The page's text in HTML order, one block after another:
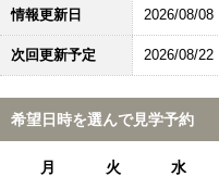
情報更新日 2026/08/08
次回更新予定 2026/08/22
希望日時を選んで見学予約
月 火 水